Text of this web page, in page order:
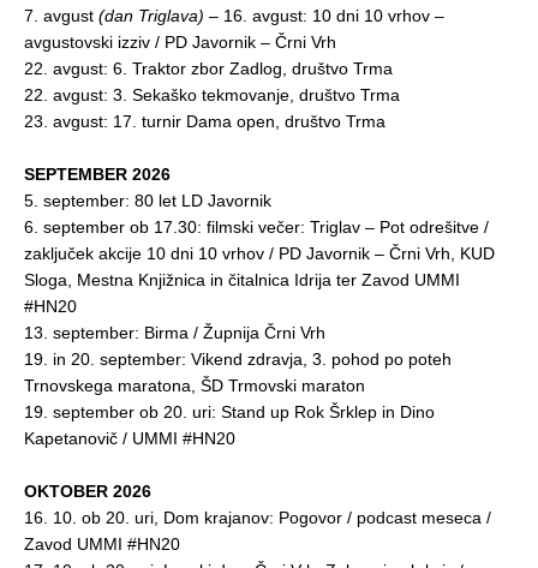
7. avgust (dan Triglava) – 16. avgust: 10 dni 10 vrhov –
avgustovski izziv / PD Javornik – Črni Vrh
22. avgust: 6. Traktor zbor Zadlog, društvo Trma
22. avgust: 3. Sekaško tekmovanje, društvo Trma
23. avgust: 17. turnir Dama open, društvo Trma
SEPTEMBER 2026
5. september: 80 let LD Javornik
6. september ob 17.30: filmski večer: Triglav – Pot odrešitve /
zaključek akcije 10 dni 10 vrhov / PD Javornik – Črni Vrh, KUD
Sloga, Mestna Knjižnica in čitalnica Idrija ter Zavod UMMI
#HN20
13. september: Birma / Župnija Črni Vrh
19. in 20. september: Vikend zdravja, 3. pohod po poteh
Trnovskega maratona, ŠD Trmovski maraton
19. september ob 20. uri: Stand up Rok Šrklep in Dino
Kapetanovič / UMMI #HN20
OKTOBER 2026
16. 10. ob 20. uri, Dom krajanov: Pogovor / podcast meseca /
Zavod UMMI #HN20